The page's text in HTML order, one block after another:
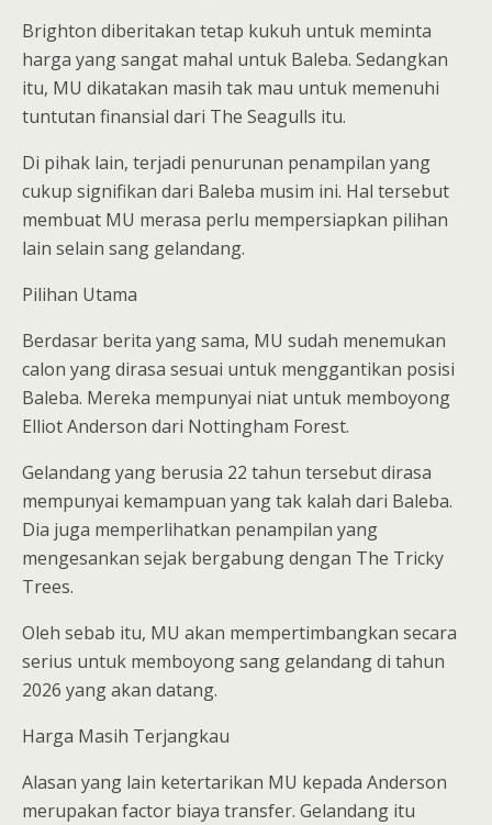
Brighton diberitakan tetap kukuh untuk meminta
harga yang sangat mahal untuk Baleba. Sedangkan
itu, MU dikatakan masih tak mau untuk memenuhi
tuntutan finansial dari The Seagulls itu.
Di pihak lain, terjadi penurunan penampilan yang
cukup signifikan dari Baleba musim ini. Hal tersebut
membuat MU merasa perlu mempersiapkan pilihan
lain selain sang gelandang.
Pilihan Utama
Berdasar berita yang sama, MU sudah menemukan
calon yang dirasa sesuai untuk menggantikan posisi
Baleba. Mereka mempunyai niat untuk memboyong
Elliot Anderson dari Nottingham Forest.
Gelandang yang berusia 22 tahun tersebut dirasa
mempunyai kemampuan yang tak kalah dari Baleba.
Dia juga memperlihatkan penampilan yang
mengesankan sejak bergabung dengan The Tricky
Trees.
Oleh sebab itu, MU akan mempertimbangkan secara
serius untuk memboyong sang gelandang di tahun
2026 yang akan datang.
Harga Masih Terjangkau
Alasan yang lain ketertarikan MU kepada Anderson
merupakan factor biaya transfer. Gelandang itu